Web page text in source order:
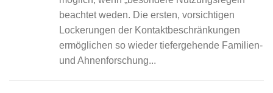
beachtet weden. Die ersten, vorsichtigen
Lockerungen der Kontaktbeschränkungen
ermöglichen so wieder tiefergehende Familien-
und Ahnenforschung...